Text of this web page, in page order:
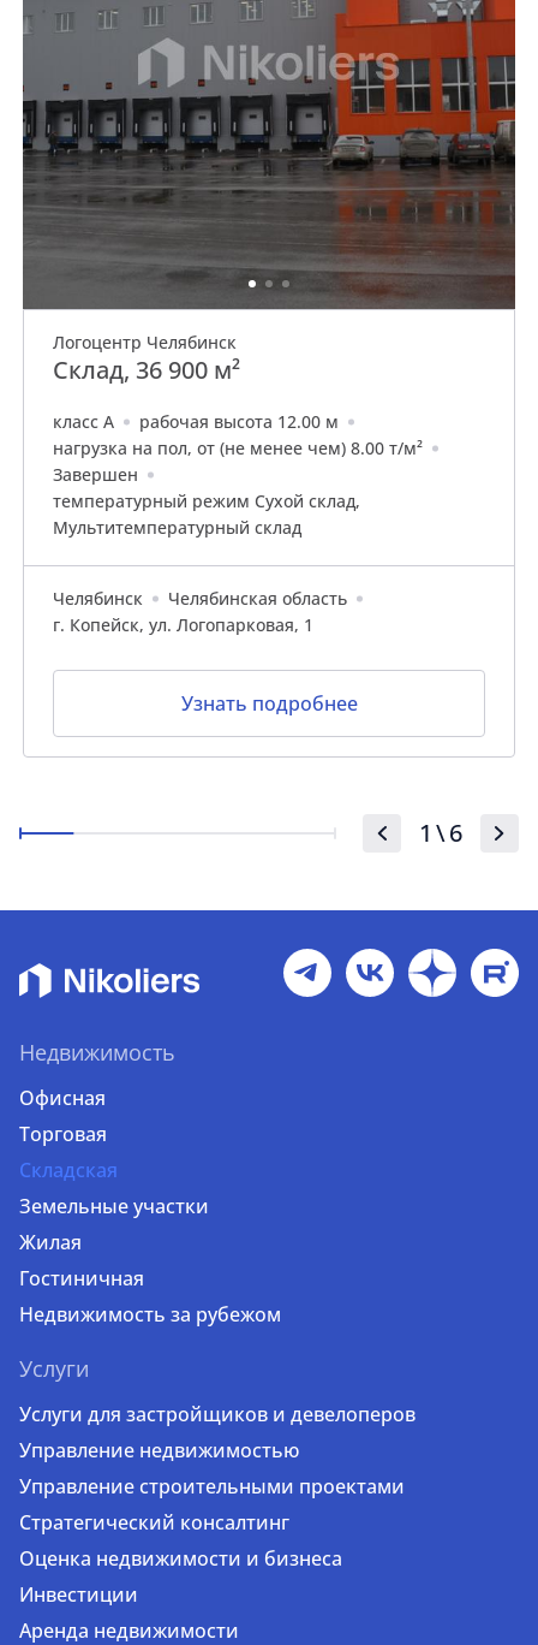
Логоцентр Челябинск
Склад, 36 900 м²
класс A
рабочая высота 12.00 м
нагрузка на пол, от (не менее чем) 8.00 т/м²
Завершен
температурный режим Сухой склад,
Мультитемпературный склад
Челябинск
Челябинская область
г. Копейск, ул. Логопарковая, 1
Узнать подробнее
1 \6
Недвижимость
Офисная
Торговая
Складская
Земельные участки
Жилая
Гостиничная
Недвижимость за рубежом
Услуги
Услуги для застройщиков и девелоперов
Управление недвижимостью
Управление строительными проектами
Стратегический консалтинг
Оценка недвижимости и бизнеса
Инвестиции
Аренда недвижимости